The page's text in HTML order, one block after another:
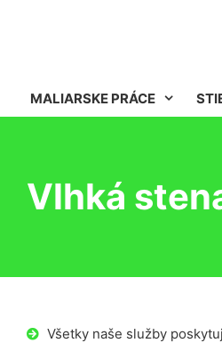
MALIARSKE PRÁCE
Vlhká
Všetky naše služby